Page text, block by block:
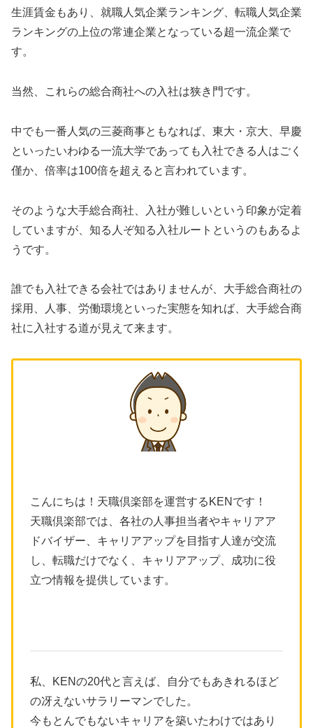
生涯賃金もあり、就職人気企業ランキング、転職人気企業
ランキングの上位の常連企業となっている超一流企業で
す。
当然、これらの総合商社への入社は狭き門です。
中でも一番人気の三菱商事ともなれば、東大・京大、早慶
といったいわゆる一流大学であっても入社できる人はごく
僅か、倍率は100倍を超えると言われています。
そのような大手総合商社、入社が難しいという印象が定着
していますが、知る人ぞ知る入社ルートというのもあるよ
うです。
誰でも入社できる会社ではありませんが、大手総合商社の
採用、人事、労働環境といった実態を知れば、大手総合商
社に入社する道が見えて来ます。
こんにちは！天職倶楽部を運営するKENです！
天職倶楽部では、各社の人事担当者やキャリアア
ドバイザー、キャリアアップを目指す人達が交流
し、転職だけでなく、キャリアアップ、成功に役
立つ情報を提供しています。
私、KENの20代と言えば、自分でもあきれるほど
の冴えないサラリーマンでした。
今もとんでもないキャリアを築いたわけではあり